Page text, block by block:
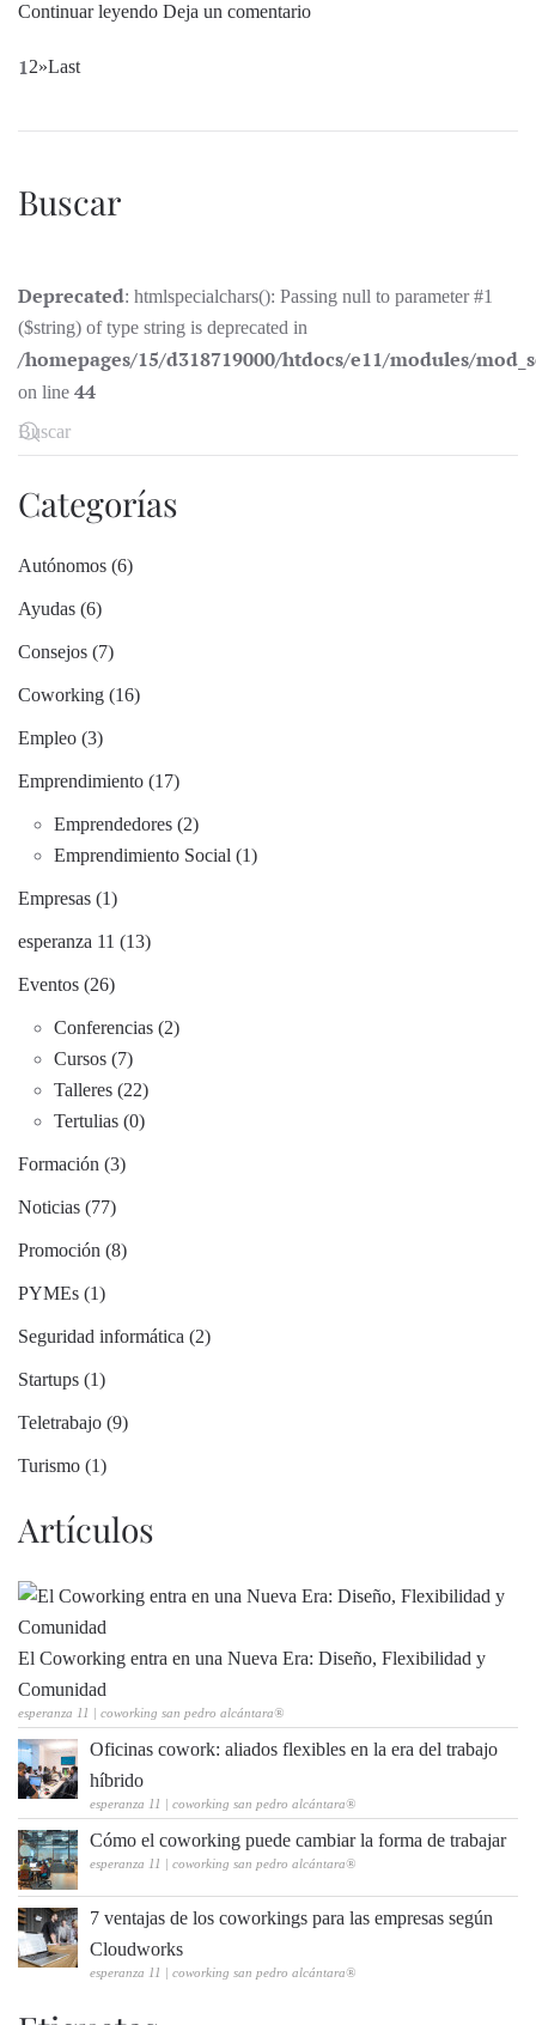
Continuar leyendo Deja un comentario
12»Last
Buscar
Deprecated: htmlspecialchars(): Passing null to parameter #1
($string) of type string is deprecated in
/homepages/15/d318719000/htdocs/e11/modules/
on line 44
Categorías
Autónomos (6)
Ayudas (6)
Consejos (7)
Coworking (16)
Empleo (3)
Emprendimiento (17)
Emprendedores (2)
Emprendimiento Social (1)
Empresas (1)
esperanza 11 (13)
Eventos (26)
Conferencias (2)
Cursos (7)
Talleres (22)
Tertulias (0)
Formación (3)
Noticias (77)
Promoción (8)
PYMEs (1)
Seguridad informática (2)
Startups (1)
Teletrabajo (9)
Turismo (1)
Artículos
El Coworking entra en una Nueva Era: Diseño, Flexibilidad y
Comunidad
esperanza 11 | coworking san pedro alcántara®
Oficinas cowork: aliados flexibles en la era del trabajo
híbrido
esperanza 11 | coworking san pedro alcántara®
Cómo el coworking puede cambiar la forma de trabajar
esperanza 11 | coworking san pedro alcántara®
7 ventajas de los coworkings para las empresas según
Cloudworks
esperanza 11 | coworking san pedro alcántara®